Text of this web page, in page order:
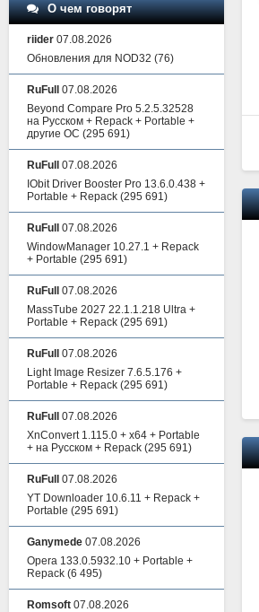
О чем говорят
riider 07.08.2026
Обновления для NOD32 (76)
RuFull
07.08.2026
Beyond Compare Pro 5.2.5.32528
на Русском + Repack + Portable +
другие ОС (295 691)
RuFull
07.08.2026
IObit Driver Booster Pro 13.6.0.438 +
Portable + Repack (295 691)
RuFull
07.08.2026
WindowManager 10.27.1 + Repack
+ Portable (295 691)
RuFull
07.08.2026
MassTube 2027 22.1.1.218 Ultra +
Portable + Repack (295 691)
RuFull
07.08.2026
Light Image Resizer 7.6.5.176 +
Portable + Repack (295 691)
RuFull
07.08.2026
XnConvert 1.115.0 + x64 + Portable
+ на Русском + Repack (295 691)
RuFull
07.08.2026
YT Downloader 10.6.11 + Repack +
Portable (295 691)
Ganymede 07.08.2026
Opera 133.0.5932.10 + Portable +
Repack (6 495)
Romsoft 07.08.2026